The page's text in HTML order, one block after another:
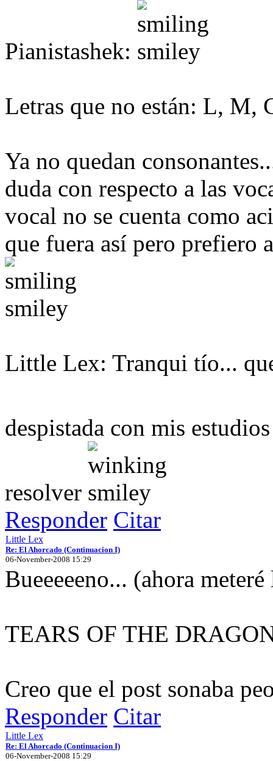
Pianistashek:
Letras que no están: L, M,
Ya no quedan
duda con respecto a las
vocal no se cuenta como
que fuera así pero prefiero
Little Lex: Tranqui tío...
despistada con mis
resolver
Responder Citar
Little Lex
Re: El Ahorcado (Continuacion I)
06-November-2008 15:29
Bueeeeeno... (ahora
TEARS OF THE
Creo que el post sonaba
Responder Citar
Little Lex
Re: El Ahorcado (Continuacion I)
06-November-2008 15:29